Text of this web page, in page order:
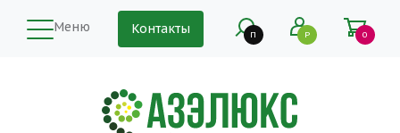
Меню Контакты П Р 0